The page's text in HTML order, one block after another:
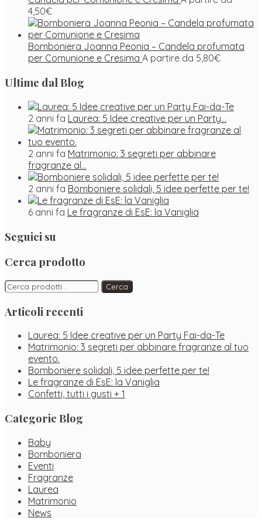
4,50€
Bomboniera Joanna Peonia – Candela profumata
per Comunione e Cresima A partire da 5,80€
Ultime dal Blog
2 anni fa Laurea: 5 Idee creative per un Party…
2 anni fa Matrimonio: 3 segreti per abbinare
fragranze al…
2 anni fa Bomboniere solidali, 5 idee perfette per te!
6 anni fa Le fragranze di EsE: la Vaniglia
Seguici su
Facebook
Instagram
Pinterest
Cerca prodotto
Cerca: Cerca
Articoli recenti
Laurea: 5 Idee creative per un Party Fai-da-Te
Matrimonio: 3 segreti per abbinare fragranze al tuo
evento.
Bomboniere solidali, 5 idee perfette per te!
Le fragranze di EsE: la Vaniglia
Confetti, tutti i gusti + 1
Categorie Blog
Baby
Bomboniera
Eventi
Fragranze
Laurea
Matrimonio
News